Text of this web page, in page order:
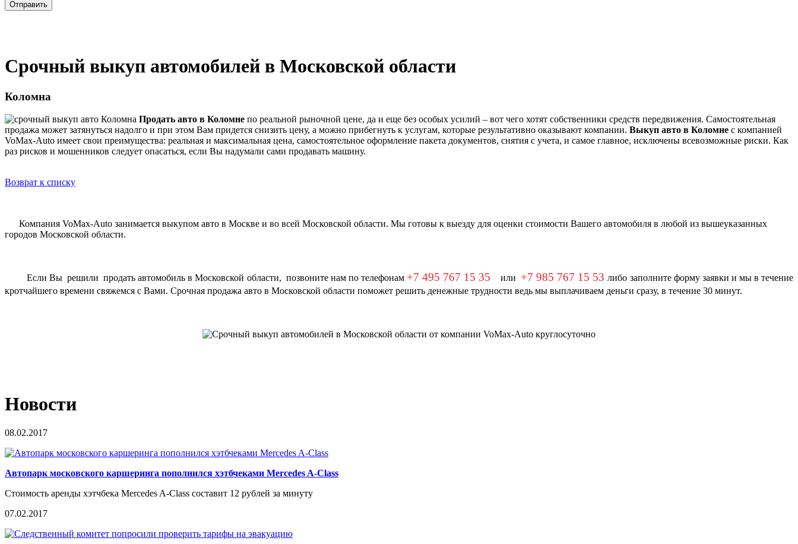
Срочный выкуп автомобилей в Московской области
Коломна
Продать авто в Коломне по реальной рыночной цене, да и еще без особых усилий – вот чего хотят собственники средств передвижения. Самостоятельная
продажа может затянуться надолго и при этом Вам придется снизить цену, а можно прибегнуть к услугам, которые результативно оказывают компании. Выкуп авто в Коломне с компанией
VoMax-Auto имеет свои преимущества: реальная и максимальная цена, самостоятельное оформление пакета документов, снятия с учета, и самое главное, исключены всевозможные риски. Как
раз рисков и мошенников следует опасаться, если Вы надумали сами продавать машину.
Возврат к списку
Компания VoMax-Auto занимается выкупом авто в Москве и во всей Московской области. Мы готовы к выезду для оценки стоимости Вашего автомобиля в любой из вышеуказанных
городов Московской области.
Если Вы решилипродать автомобиль в Московской области, позвоните нам по телефонам +7 495 767 15 35 или +7 985 767 15 53 либо заполните форму заявки и мы в течение
кротчайшего времени свяжемся с Вами. Срочная продажа авто в Московской области поможет решить денежные трудности ведь мы выплачиваем деньги сразу, в течение 30 минут.
Новости
08.02.2017
Автопарк московского каршеринга пополнился хэтбчеками Mercedes A-Class
Стоимость аренды хэтчбека Mercedes A-Class составит 12 рублей за минуту
07.02.2017